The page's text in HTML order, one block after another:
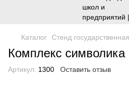
Каталог Стенд
Комплекс символика
Артикул: 1300 Оставить отзыв